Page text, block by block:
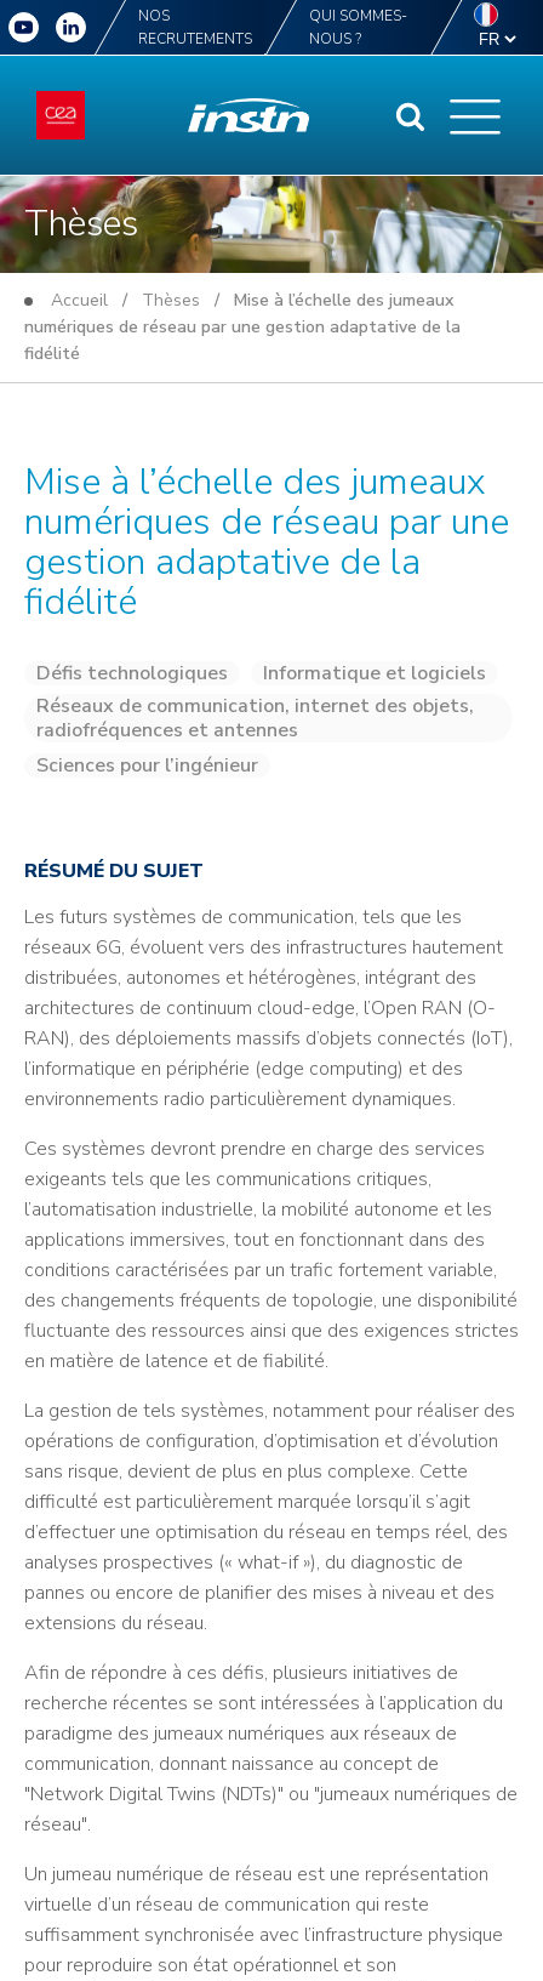
NOS
RECRUTEMENTS
QUI SOMMES-
NOUS ?
Thèses
Accueil / Thèses / Mise à l’échelle des jumeaux
numériques de réseau par une gestion adaptative de la
fidélité
Mise à l’échelle des jumeaux
numériques de réseau par une
gestion adaptative de la
fidélité
Défis technologiques
Informatique et logiciels
Réseaux de communication, internet des objets,
radiofréquences et antennes
Sciences pour l’ingénieur
RÉSUMÉ DU SUJET
Les futurs systèmes de communication, tels que les
réseaux 6G, évoluent vers des infrastructures hautement
distribuées, autonomes et hétérogènes, intégrant des
architectures de continuum cloud-edge, l’Open RAN (O-
RAN), des déploiements massifs d’objets connectés (IoT),
l’informatique en périphérie (edge computing) et des
environnements radio particulièrement dynamiques.
Ces systèmes devront prendre en charge des services
exigeants tels que les communications critiques,
l’automatisation industrielle, la mobilité autonome et les
applications immersives, tout en fonctionnant dans des
conditions caractérisées par un trafic fortement variable,
des changements fréquents de topologie, une disponibilité
fluctuante des ressources ainsi que des exigences strictes
en matière de latence et de fiabilité.
La gestion de tels systèmes, notamment pour réaliser des
opérations de configuration, d’optimisation et d’évolution
sans risque, devient de plus en plus complexe. Cette
difficulté est particulièrement marquée lorsqu’il s’agit
d’effectuer une optimisation du réseau en temps réel, des
analyses prospectives (« what-if »), du diagnostic de
pannes ou encore de planifier des mises à niveau et des
extensions du réseau.
Afin de répondre à ces défis, plusieurs initiatives de
recherche récentes se sont intéressées à l’application du
paradigme des jumeaux numériques aux réseaux de
communication, donnant naissance au concept de
"Network Digital Twins (NDTs)" ou "jumeaux numériques de
réseau".
Un jumeau numérique de réseau est une représentation
virtuelle d’un réseau de communication qui reste
suffisamment synchronisée avec l’infrastructure physique
pour reproduire son état opérationnel et son